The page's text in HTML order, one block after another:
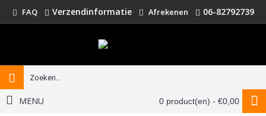
FAQ Verzendinformatie Afrekenen 06-82792739
0 product(en) - €0,00
MENU